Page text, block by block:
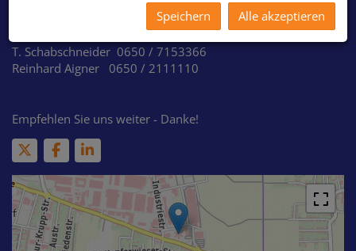
T. Schabschneider 0650 / 7153366
Reinhard Aigner 0650 / 2111110
Empfehlen Sie uns weiter - Danke!
Speichern Alle akzeptieren